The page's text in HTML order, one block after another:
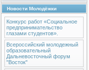
Новости Молодёжки
Конкурс работ «Социальное
предпринимательство
глазами студентов».
Всероссийский молодежный
образовательный
Дальневосточный форум
"Восток"